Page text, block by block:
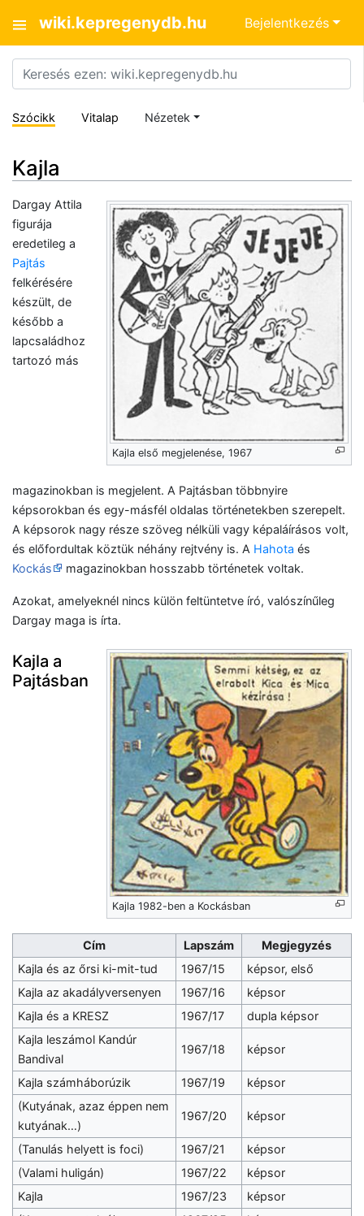
wiki.kepregenydb.hu Bejelentkezés
Szócikk Vitalap Nézetek
Kajla
Kajla első megjelenése, 1967
Dargay Attila
figurája
eredetileg a
Pajtás
felkérésére
készült, de
később a
lapcsaládhoz
tartozó más
magazinokban is megjelent. A Pajtásban többnyire
képsorokban és egy-másfél oldalas történetekben szerepelt.
A képsorok nagy része szöveg nélküli vagy képaláírásos volt,
és előfordultak köztük néhány rejtvény is. A Hahota és
Kockás
magazinokban hosszabb történetek voltak.
Azokat, amelyeknél nincs külön feltüntetve író, valószínűleg
Dargay maga is írta.
Kajla 1982-ben a Kockásban
Kajla a
Pajtásban
Cím Lapszám
Megjegyzés
Kajla és az őrsi ki-mit-tud
1967/15
képsor, első
Kajla az akadályversenyen
1967/16
képsor
Kajla és a KRESZ
1967/17
dupla képsor
Kajla leszámol Kandúr
Bandival
1967/18 képsor
Kajla számháborúzik 1967/19
képsor
(Kutyának, azaz éppen nem
kutyának…)
1967/20 képsor
(Tanulás helyett is foci) 1967/21
képsor
(Valami huligán)
1967/22
képsor
Kajla
1967/23
képsor